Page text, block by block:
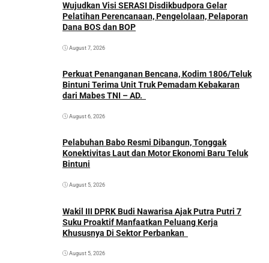
Wujudkan Visi SERASI Disdikbudpora Gelar
Pelatihan Perencanaan, Pengelolaan, Pelaporan
Dana BOS dan BOP
August 7, 2026
Perkuat Penanganan Bencana, Kodim 1806/Teluk
Bintuni Terima Unit Truk Pemadam Kebakaran
August 6, 2026
Pelabuhan Babo Resmi Dibangun, Tonggak
Konektivitas Laut dan Motor Ekonomi Baru Teluk
Bintuni
August 5, 2026
Wakil III DPRK Budi Nawarisa Ajak Putra Putri 7
Suku Proaktif Manfaatkan Peluang Kerja
August 5, 2026